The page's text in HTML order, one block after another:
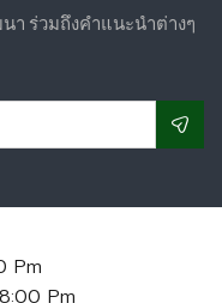
า ร่วมถึงคำแนะนำต่างๆ
Pm
Pm